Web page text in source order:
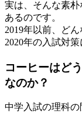
実は、そんな素
あるのです。
2019年以前、ど
2020年の入試対
コーヒーはど
なのか？
中学入試の理科